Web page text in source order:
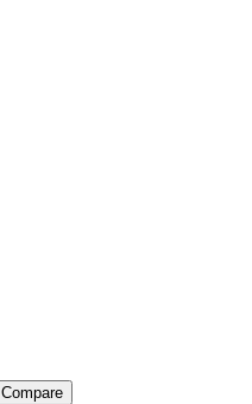
Compare